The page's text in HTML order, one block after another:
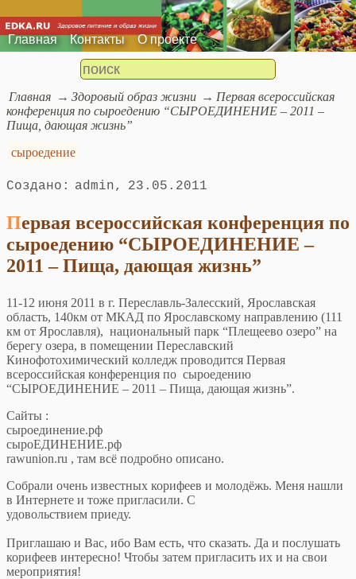
Главная Контакты О проекте
Главная Здоровый образ жизни
Первая всероссийская
конференция по сыроедению “СЫРОЕДИНЕНИЕ – 2011 –
Пища, дающая жизнь”
сыроедение
admin 23.05.2011
Первая всероссийская конференция по
сыроедению “СЫРОЕДИНЕНИЕ –
2011 – Пища, дающая жизнь”
11-12 июня 2011 в г. Переславль-Залесский, Ярославская
область, 140км от МКАД по Ярославскому направлению (111
км от Ярославля), национальный парк “Плещеево озеро” на
берегу озера, в помещении Переславский
Кинофотохимический колледж проводится Первая
всероссийская конференция по сыроедению
“СЫРОЕДИНЕНИЕ – 2011 – Пища, дающая жизнь”.
Сайты :
сыроединение.рф
сыроЕДИНЕНИЕ.рф
rawunion.ru , там всё подробно описано.
Собрали очень известных корифеев и молодёжь. Меня нашли
в Интернете и тоже пригласили. С
удовольствием приеду.
Приглашаю и Вас, ибо Вам есть, что сказать. Да и послушать
корифеев интересно! Чтобы затем пригласить их и на свои
мероприятия!